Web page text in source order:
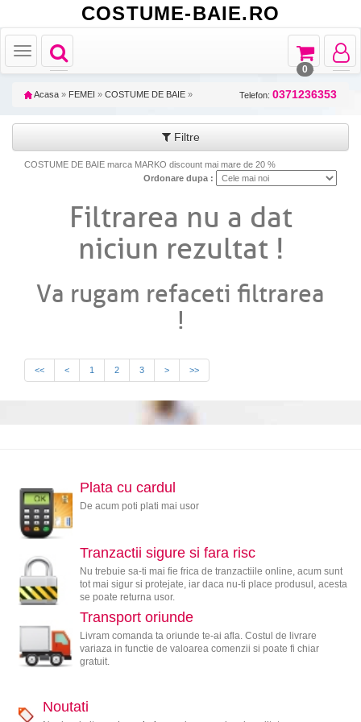
COSTUME-BAIE.RO
Toggle
navigation
Toggle
navigation
Toggle
Toggle
navigation
0
Acasa » FEMEI » COSTUME DE BAIE » Telefon: 0371236353
Filtre
COSTUME DE BAIE marca MARKO discount mai mare de 20 %
Ordonare dupa :
Filtrarea nu a dat
niciun rezultat !
Va rugam refaceti filtrarea
!
<< < 1 2 3 > >>
Plata cu cardul
De acum poti plati mai usor
Tranzactii sigure si fara risc
Nu trebuie sa-ti mai fie frica de tranzactiile online, acum sunt
tot mai sigur si protejate, iar daca nu-ti place produsul, acesta
se poate returna usor.
Transport oriunde
Livram comanda ta oriunde te-ai afla. Costul de livrare
variaza in functie de valoarea comenzii si poate fi chiar
gratuit.
Noutati